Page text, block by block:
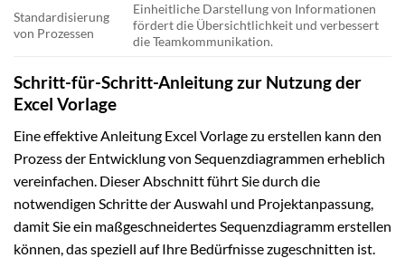
Standardisierung
von Prozessen
Einheitliche Darstellung von Informationen
fördert die Übersichtlichkeit und verbessert
die Teamkommunikation.
Schritt-für-Schritt-Anleitung zur Nutzung der
Excel Vorlage
Eine effektive Anleitung Excel Vorlage zu erstellen kann den
Prozess der Entwicklung von Sequenzdiagrammen erheblich
vereinfachen. Dieser Abschnitt führt Sie durch die
notwendigen Schritte der Auswahl und Projektanpassung,
damit Sie ein maßgeschneidertes Sequenzdiagramm erstellen
können, das speziell auf Ihre Bedürfnisse zugeschnitten ist.